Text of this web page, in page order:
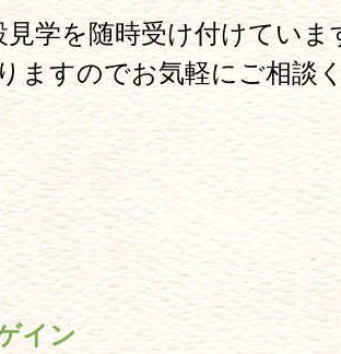
見学を随時受け付けていま
ますのでお気軽にご相談
イン